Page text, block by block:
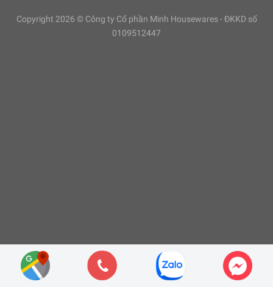
Copyright 2026 © Công ty Cổ phần Minh Housewares - ĐKKD số
0109512447